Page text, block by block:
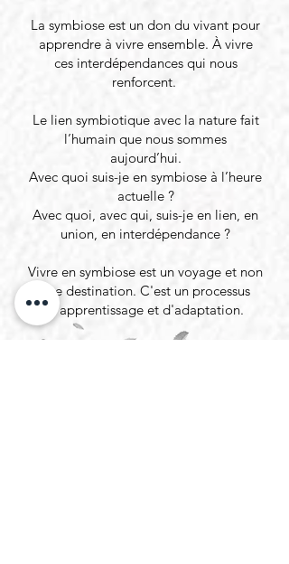
La symbiose est un don du vivant pour
apprendre à vivre ensemble. À vivre
ces interdépendances qui nous
renforcent.
Le lien symbiotique avec la nature fait
l’humain que nous sommes
aujourd’hui.
Avec quoi suis-je en symbiose à l’heure
actuelle ?
Avec quoi, avec qui, suis-je en lien, en
union, en interdépendance ?
Vivre en symbiose est un voyage et non
une destination. C'est un processus
d'apprentissage et d'adaptation.